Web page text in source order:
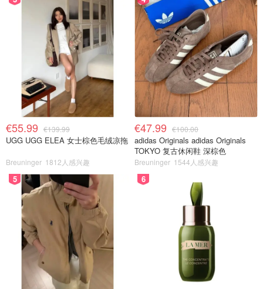
€55.99 €139.99
UGG UGG ELEA 女士棕色毛绒凉拖
Breuninger 1812人感兴趣
€47.99 €100.00
adidas Originals adidas Originals
TOKYO 复古休闲鞋 深棕色
Breuninger 1544人感兴趣
5 6